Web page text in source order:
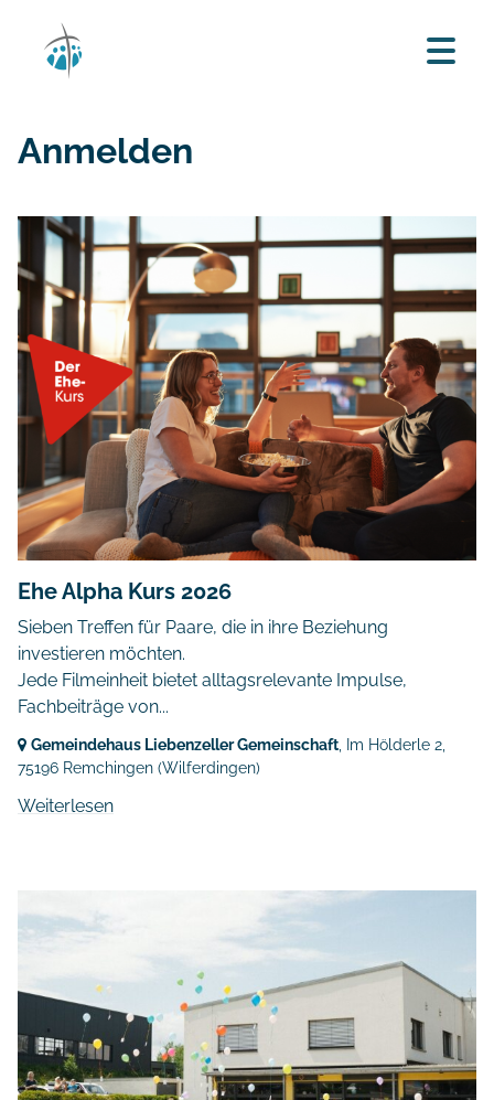
Anmelden
Ehe Alpha Kurs 2026
Sieben Treffen für Paare, die in ihre Beziehung
investieren möchten.
Jede Filmeinheit bietet alltagsrelevante Impulse,
Fachbeiträge von...
Gemeindehaus Liebenzeller Gemeinschaft , Im Hölderle 2,
75196 Remchingen (Wilferdingen)
Weiterlesen